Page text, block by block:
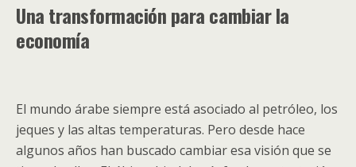
Una transformación para cambiar la
economía
El mundo árabe siempre está asociado al petróleo, los
jeques y las altas temperaturas. Pero desde hace
algunos años han buscado cambiar esa visión que se